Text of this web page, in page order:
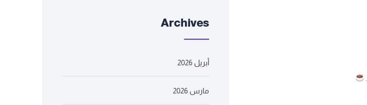
Archives
أبريل 2026
مارس 2026